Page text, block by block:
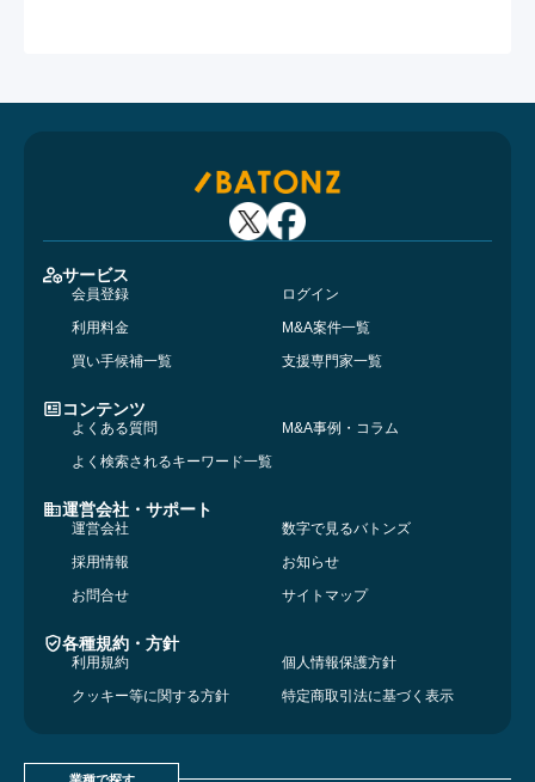
サービス
会員登録
ログイン
利用料金
M&A案件一覧
買い手候補一覧
支援専門家一覧
コンテンツ
よくある質問
M&A事例・コラム
よく検索されるキーワード一覧
運営会社・サポート
運営会社
数字で見るバトンズ
採用情報
お知らせ
お問合せ
サイトマップ
各種規約・方針
利用規約
個人情報保護方針
クッキー等に関する方針
特定商取引法に基づく表示
業種で探す